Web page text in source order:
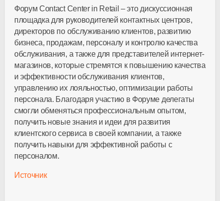
Форум Contact Center in Retail – это дискуссионная
площадка для руководителей контактных центров,
директоров по обслуживанию клиентов, развитию
бизнеса, продажам, персоналу и контролю качества
обслуживания, а также для представителей интернет-
магазинов, которые стремятся к повышению качества
и эффективности обслуживания клиентов,
управлению их лояльностью, оптимизации работы
персонала. Благодаря участию в Форуме делегаты
смогли обменяться профессиональным опытом,
получить новые знания и идеи для развития
клиентского сервиса в своей компании, а также
получить навыки для эффективной работы с
персоналом.
Источник